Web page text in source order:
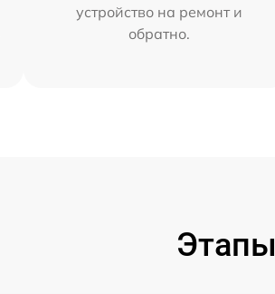
устройство на ремонт и
обратно.